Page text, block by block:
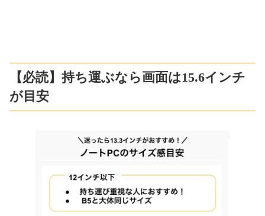
【必読】持ち運ぶなら画面は15.6インチ
が目安